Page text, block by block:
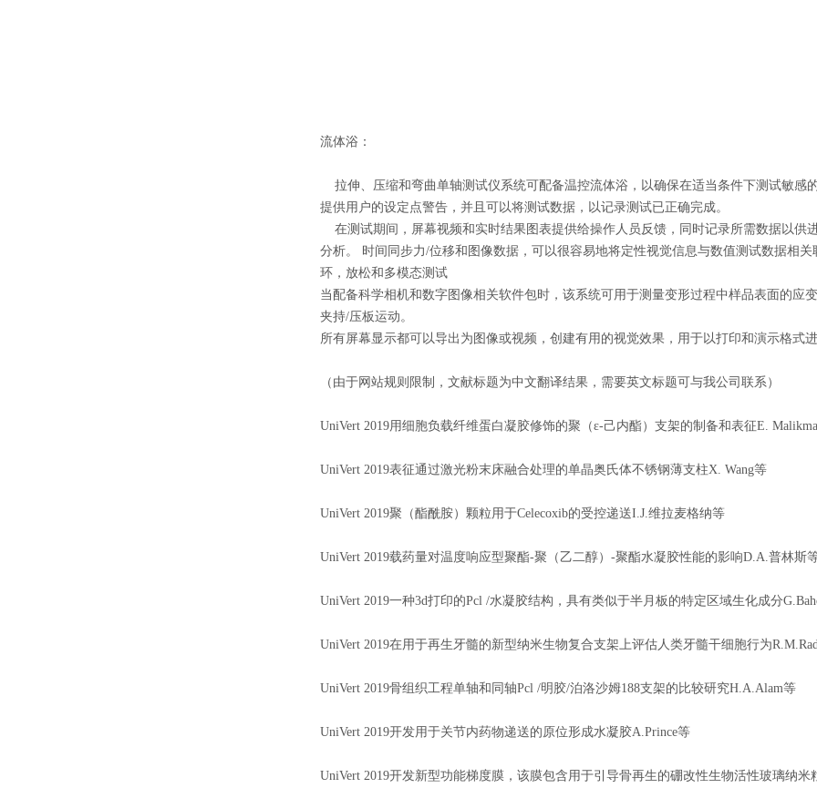
流体浴：
拉伸、压缩和弯曲单轴测试仪系统可配备温控流体浴，以确保在适当条件下测试敏感
提供用户的设定点警告，并且可以将测试数据，以记录测试已正确完成。
在测试期间，屏幕视频和实时结果图表提供给操作人员反馈，同时记录所需数据以供
分析。 时间同步力/位移和图像数据，可以很容易地将定性视觉信息与数值测试数据相
环，放松和多模态测试
当配备科学相机和数字图像相关软件包时，该系统可用于测量变形过程中样品表面的应
夹持/压板运动。
所有屏幕显示都可以导出为图像或视频，创建有用的视觉效果，用于以打印和演示格式
（由于网站规则限制，文献标题为中文翻译结果，需要英文标题可与我公司联系）
UniVert 2019用细胞负载纤维蛋白凝胶修饰的聚（ε-己内酯）支架的制备和表征E.
UniVert 2019表征通过激光粉末床融合处理的单晶奥氏体不锈钢薄支柱X. Wang等
UniVert 2019聚（酯酰胺）颗粒用于Celecoxib的受控递送I.J.维拉麦格纳等
UniVert 2019载药量对温度响应型聚酯-聚（乙二醇）-聚酯水凝胶性能的影响D.A.普林斯
UniVert 2019一种3d打印的Pcl /水凝胶结构，具有类似于半月板的特定区域生化成分
UniVert 2019在用于再生牙髓的新型纳米生物复合支架上评估人类牙髓干细胞行为
UniVert 2019骨组织工程单轴和同轴Pcl /明胶/泊洛沙姆188支架的比较研究H.A.Alam等
UniVert 2019开发用于关节内药物递送的原位形成水凝胶A.Prince等
UniVert 2019开发新型功能梯度膜，该膜包含用于引导骨再生的硼改性生物活性玻璃纳米